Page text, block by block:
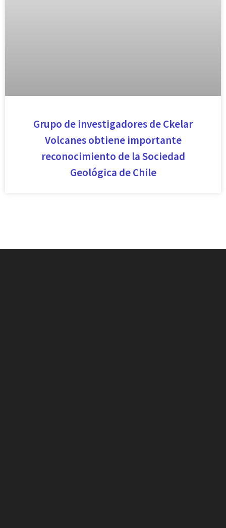
Grupo de investigadores de Ckelar
Volcanes obtiene importante
reconocimiento de la Sociedad
Geológica de Chile